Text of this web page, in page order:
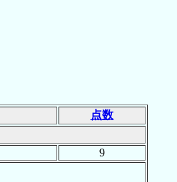
点数
9